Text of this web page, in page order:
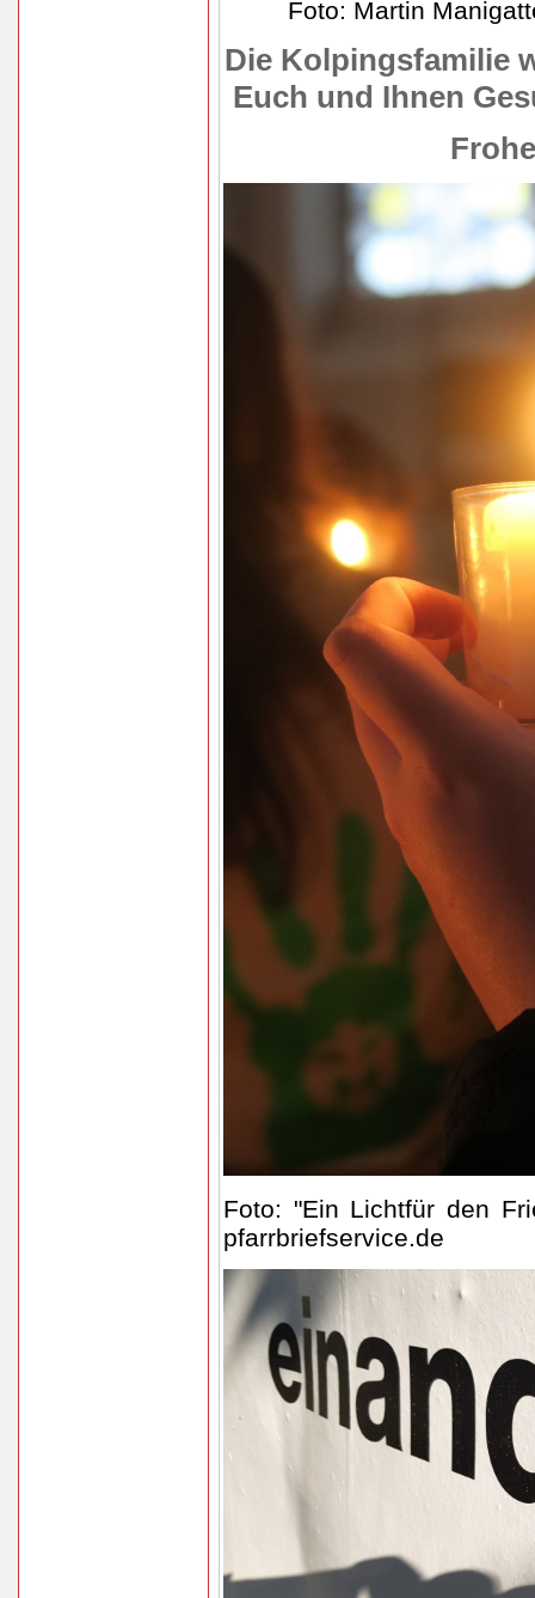
Foto: Martin
Die Kolpingsfamilie
Euch und Ihnen
Foto: "Ein Lichtfür den
pfarrbriefservice.de